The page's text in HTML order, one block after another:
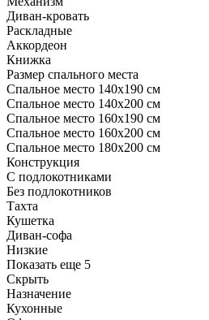
Диван-кровать
Раскладные
Аккордеон
Книжка
Размер спального места
Спальное место 140х190 см
Спальное место 140х200 см
Спальное место 160х190 см
Спальное место 160х200 см
Спальное место 180х200 см
Конструкция
С подлокотниками
Без подлокотников
Тахта
Кушетка
Диван-софа
Низкие
Показать еще 5
Скрыть
Назначение
Кухонные